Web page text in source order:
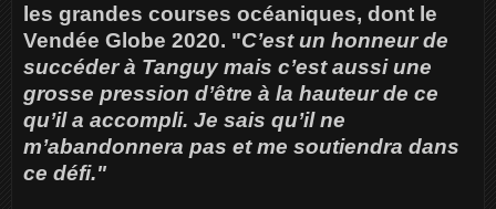
les grandes courses océaniques, dont le
Vendée Globe 2020. "C’est un honneur de
succéder à Tanguy mais c’est aussi une
grosse pression d’être à la hauteur de ce
qu’il a accompli. Je sais qu’il ne
m’abandonnera pas et me soutiendra dans
ce défi."